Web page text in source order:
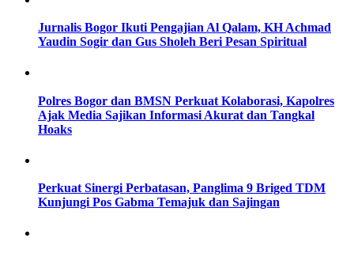
Jurnalis Bogor Ikuti Pengajian Al Qalam, KH Achmad
Yaudin Sogir dan Gus Sholeh Beri Pesan Spiritual
Polres Bogor dan BMSN Perkuat Kolaborasi, Kapolres
Ajak Media Sajikan Informasi Akurat dan Tangkal
Hoaks
Perkuat Sinergi Perbatasan, Panglima 9 Briged TDM
Kunjungi Pos Gabma Temajuk dan Sajingan